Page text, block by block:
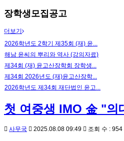
장학생모집공고
더보기
2026학년도 2학기 제35회 (재) 윤...
해남 윤씨의 뿌리와 역사 (강의자료)
제34회 (재) 윤고산장학회 장학생...
제34회 2026년도 (재)윤고산장학...
2026학년도 제34회 재단법인 윤고...
첫 여중생 IMO 金 "의
사무국 2025.08.08 09:49 조회 수 : 954